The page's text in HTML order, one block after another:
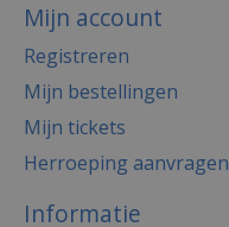
Mijn account
Registreren
Mijn bestellingen
Mijn tickets
Herroeping aanvragen
Informatie